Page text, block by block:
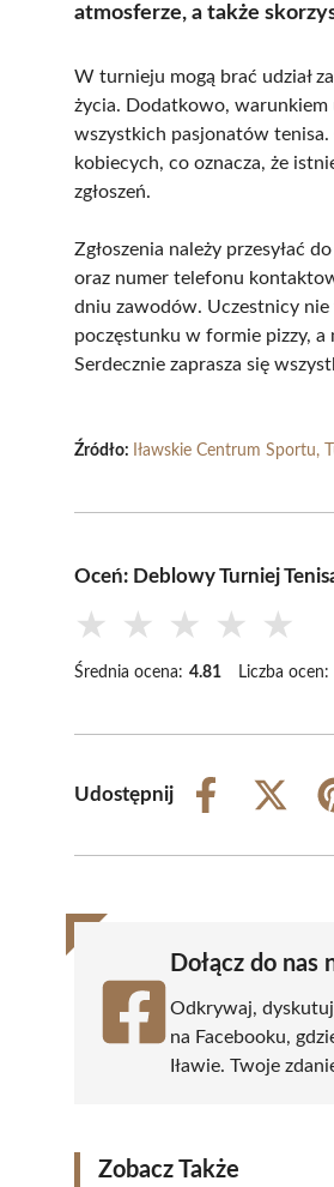
atmosferze, a także
W turnieju mogą brać udział
życia. Dodatkowo, warunkiem
wszystkich pasjonatów
kobiecych, co oznacza, że
zgłoszeń.
Zgłoszenia należy przesyłać
oraz numer telefonu
dniu zawodów. Uczestnicy
poczęstunku w formie pizzy, a
Serdecznie zaprasza się
Źródło: Iławskie Centrum Sportu,
Oceń: Deblowy Turniej
★ ★ ★ ★ ★
Średnia ocena: 4.81 Liczba ocen:
Udostępnij
Share
Share
Dołącz do nas
Odkrywaj, dyskutuj
na Facebooku,
Iławie. Twoje
Zobacz Także